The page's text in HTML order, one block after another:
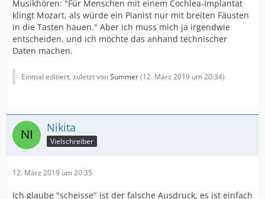
Musikhören: "Für Menschen mit einem Cochlea-Implantat
klingt Mozart, als würde ein Pianist nur mit breiten Fäusten
in die Tasten hauen." Aber ich muss mich ja irgendwie
entscheiden, und ich möchte das anhand technischer
Daten machen.
Einmal editiert, zuletzt vonSummer(12. März 2019 um 20:34)
Nikita
Vielschreiber
12. März 2019 um 20:35
Ich glaube "scheisse" ist der falsche Ausdruck, es ist einfach